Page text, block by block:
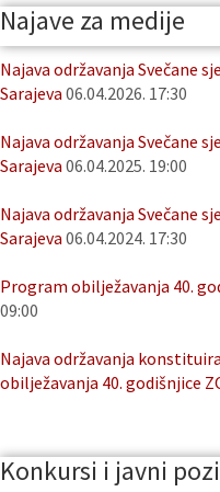
Najave za medije
Najava održavanja Svečane
Sarajeva 06.04.2026. 17:30
Najava održavanja Svečane
Sarajeva 06.04.2025. 19:00
Najava održavanja Svečane
Sarajeva 06.04.2024. 17:30
Program obilježavanja 40.
09:00
Najava održavanja
obilježavanja 40. godišnjice
Konkursi i javni